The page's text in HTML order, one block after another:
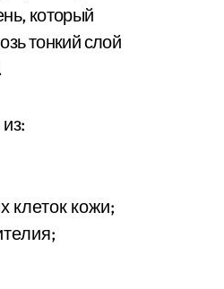
который
тонкий слой
клеток кожи;